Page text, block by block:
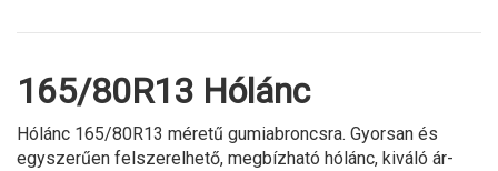
165/80R13 Hólánc
Hólánc 165/80R13 méretű gumiabroncsra. Gyorsan és
egyszerűen felszerelhető, megbízható hólánc, kiváló ár-